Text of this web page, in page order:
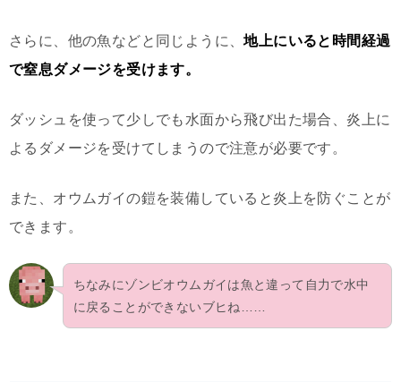
さらに、他の魚などと同じように、地上にいると時間経過
で窒息ダメージを受けます。
ダッシュを使って少しでも水面から飛び出た場合、炎上に
よるダメージを受けてしまうので注意が必要です。
また、オウムガイの鎧を装備していると炎上を防ぐことが
できます。
ちなみにゾンビオウムガイは魚と違って自力で水中
に戻ることができないブヒね……